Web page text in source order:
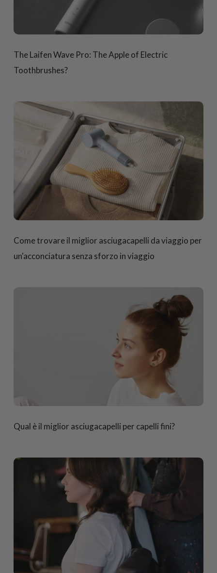
The Laifen Wave Pro: The Apple of Electric
Toothbrushes?
Come trovare il miglior asciugacapelli da viaggio per
un'acconciatura senza sforzo in viaggio
Qual è il miglior asciugacapelli per capelli fini?